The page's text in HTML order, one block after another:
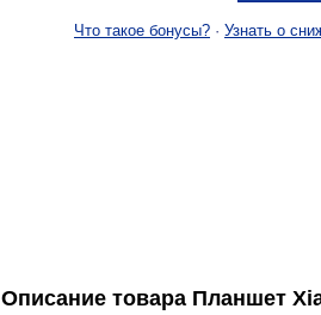
Что такое бонусы? · Узнать о
Описание товара Планшет